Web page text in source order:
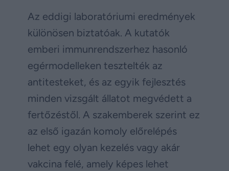
Az eddigi laboratóriumi eredmények
különösen biztatóak. A kutatók
emberi immunrendszerhez hasonló
egérmodelleken tesztelték az
antitesteket, és az egyik fejlesztés
minden vizsgált állatot megvédett a
fertőzéstől. A szakemberek szerint ez
az első igazán komoly előrelépés
lehet egy olyan kezelés vagy akár
vakcina felé, amely képes lehet